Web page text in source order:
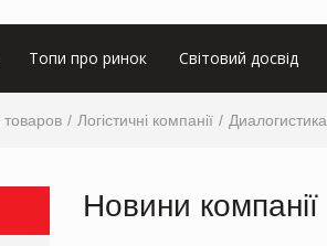
Топи про ринок Світовий досвід
товаров Логістичні компанії Диалогистика
Новини компанії